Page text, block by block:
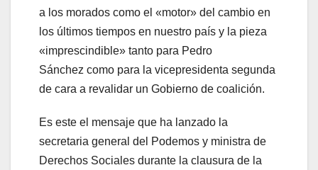
a los morados como el «motor» del cambio en
los últimos tiempos en nuestro país y la pieza
«imprescindible» tanto para Pedro
Sánchez como para la vicepresidenta segunda
de cara a revalidar un Gobierno de coalición.
Es este el mensaje que ha lanzado la
secretaria general del Podemos y ministra de
Derechos Sociales durante la clausura de la